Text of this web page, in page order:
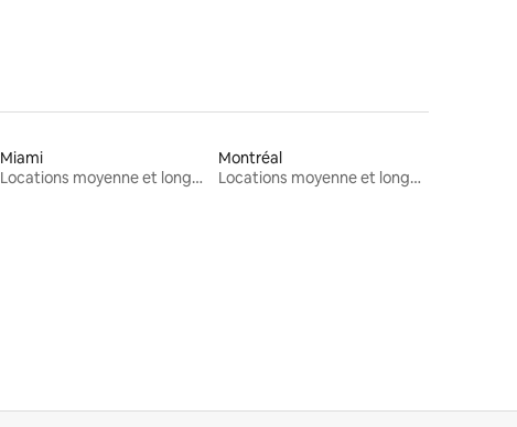
Miami
Locations moyenne et longue durée
Montréal
Locations moyenne et longue durée